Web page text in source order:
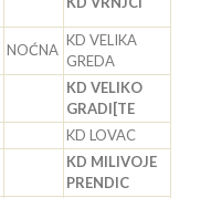
NOĆNA
KD VELIKA
GREDA
KD VELIKO
GRADI[TE
KD LOVAC
KD MILIVOJE
PRENDIC